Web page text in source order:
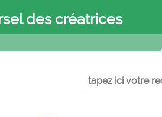
des créatrices